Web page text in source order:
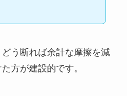
う断れば余計な摩擦を減
方が建設的です。